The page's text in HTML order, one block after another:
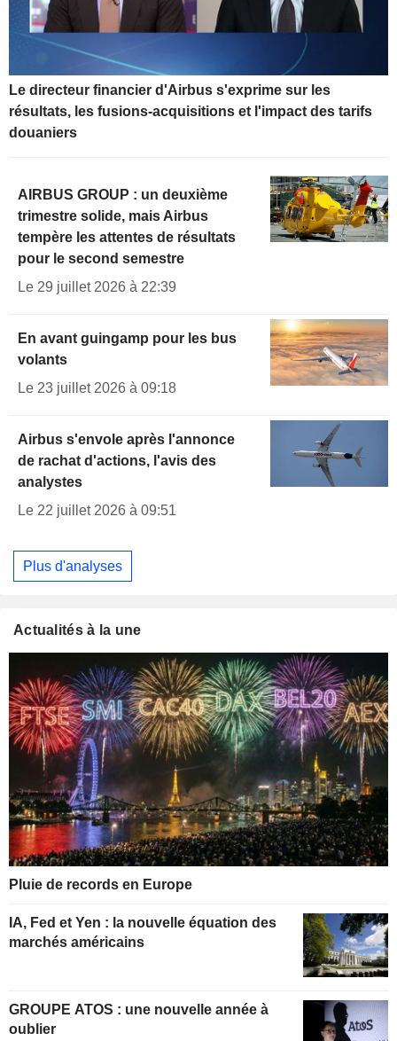
Le directeur financier d'Airbus s'exprime sur les
résultats, les fusions-acquisitions et l'impact des tarifs
douaniers
AIRBUS GROUP : un deuxième
trimestre solide, mais Airbus
tempère les attentes de résultats
pour le second semestre
Le 29 juillet 2026 à 22:39
En avant guingamp pour les bus
volants
Le 23 juillet 2026 à 09:18
Airbus s'envole après l'annonce
de rachat d'actions, l'avis des
analystes
Le 22 juillet 2026 à 09:51
Plus d'analyses
Actualités à la une
Pluie de records en Europe
IA, Fed et Yen : la nouvelle équation des
marchés américains
GROUPE ATOS : une nouvelle année à
oublier